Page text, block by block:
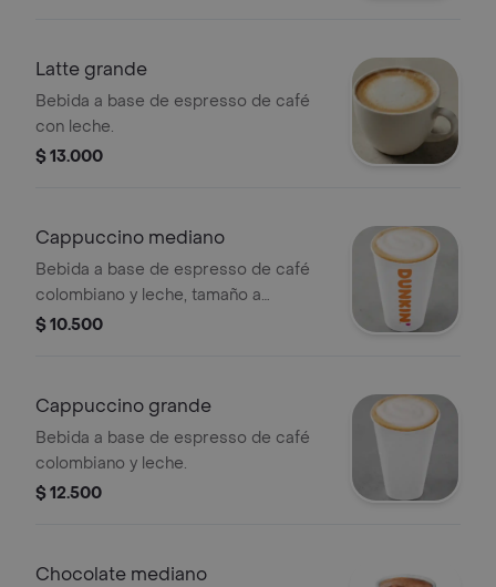
Latte grande
Bebida a base de espresso de café
con leche.
$ 13.000
Cappuccino mediano
Bebida a base de espresso de café
colombiano y leche, tamaño a
elección.
$ 10.500
Cappuccino grande
Bebida a base de espresso de café
colombiano y leche.
$ 12.500
Chocolate mediano